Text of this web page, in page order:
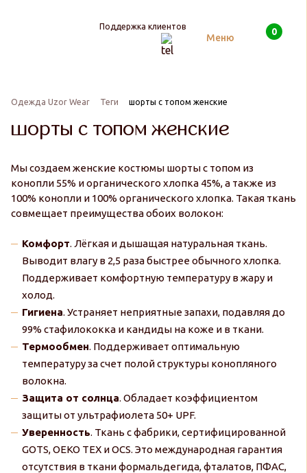
Поддержка клиентов
Меню
Поиск 0
Одежда Uzor Wear Теги шорты с топом женские
шорты с топом женские
Мы создаем женские костюмы шорты с топом из
конопли 55% и органического хлопка 45%, а также из
100% конопли и 100% органического хлопка. Такая ткань
совмещает преимущества обоих волокон:
Комфорт. Лёгкая и дышащая натуральная ткань.
Выводит влагу в 2,5 раза быстрее обычного хлопка.
Поддерживает комфортную температуру в жару и
холод.
Гигиена. Устраняет неприятные запахи, подавляя до
99% стафилококка и кандиды на коже и в ткани.
Термообмен. Поддерживает оптимальную
температуру за счет полой структуры конопляного
волокна.
Защита от солнца. Обладает коэффициентом
защиты от ультрафиолета 50+ UPF.
Уверенность. Ткань с фабрики, сертифицированной
GOTS, OEKO TEX и OCS. Это международная гарантия
отсутствия в ткани формальдегида, фталатов, ПФАС,